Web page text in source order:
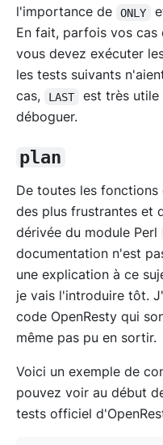
l'importance de
ONLY
En fait, parfois vos cas
vous devez exécuter
les tests suivants
cas,
LAST
est très utile
déboguer.
plan
De toutes les fonctions
des plus frustrantes et
dérivée du module Perl
documentation n'est
une explication à ce
je vais l'introduire tôt.
code OpenResty qui
même pas pu en sortir.
Voici un exemple de
pouvez voir au début
tests officiel